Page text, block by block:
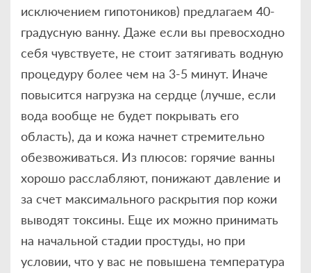
исключением гипотоников) предлагаем 40-
градусную ванну. Даже если вы превосходно
себя чувствуете, не стоит затягивать водную
процедуру более чем на 3-5 минут. Иначе
повысится нагрузка на сердце (лучше, если
вода вообще не будет покрывать его
область), да и кожа начнет стремительно
обезвоживаться. Из плюсов: горячие ванны
хорошо расслабляют, понижают давление и
за счет максимального раскрытия пор кожи
выводят токсины. Еще их можно принимать
на начальной стадии простуды, но при
условии, что у вас не повышена температура